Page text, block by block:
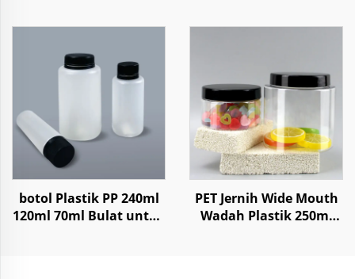
Minuman Air Kopi
Rumah Sakit
botol Plastik PP 240ml
120ml 70ml Bulat untuk
PET Jernih Wide Mouth
Wadah Plastik 250ml